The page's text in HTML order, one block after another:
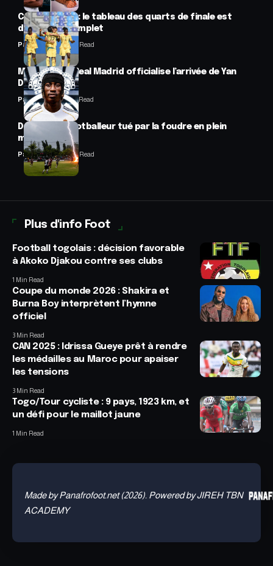
CAN féminine : le tableau des quarts de finale est
désormais complet
Panafrofoot2 Min Read
Mercato : Le Real Madrid officialise l’arrivée de Yan
Diomandé
Panafrofoot1 Min Read
Drame : un footballeur tué par la foudre en plein
match
Panafrofoot2 Min Read
Plus d'info Foot
Football togolais : décision favorable
à Akoko Djakou contre ses clubs
1 Min Read
Coupe du monde 2026 : Shakira et
Burna Boy interprètent l’hymne
officiel
3 Min Read
CAN 2025 : Idrissa Gueye prêt à rendre
les médailles au Maroc pour apaiser
les tensions
3 Min Read
Togo/Tour cycliste : 9 pays, 1923 km, et
un défi pour le maillot jaune
1 Min Read
Made by Panafrofoot.net (2026). Powered by JIREH TBN
ACADEMY